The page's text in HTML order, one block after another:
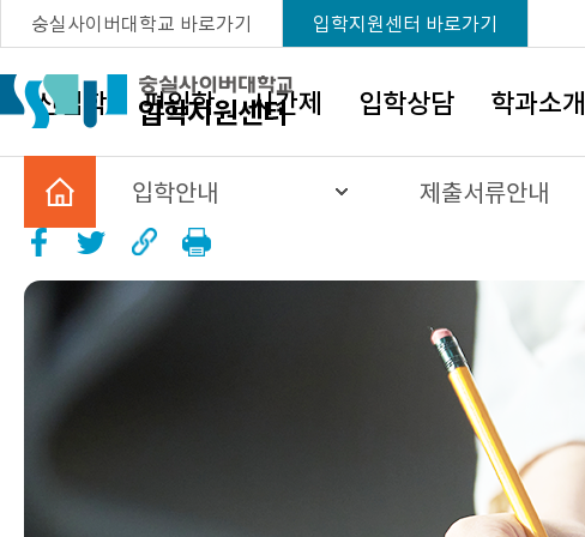
바로가기선택됨,
숭실사이버대학교 바로가기 선택됨,
입학지원센터 바로가기
신입학 편입학 시간제 입학상담 학과소개
입학안내 제출서류안내